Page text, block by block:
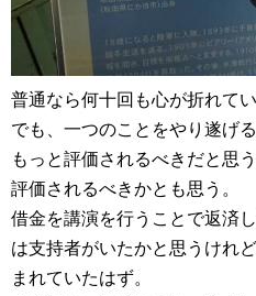
普通なら何十回も心が折れてい
でも、一つのことをやり遂げ
もっと評価されるべきだと思
評価されるべきかとも思う。
借金を講演を行うことで返済
は支持者がいたかと思うけれ
まれていたはず。